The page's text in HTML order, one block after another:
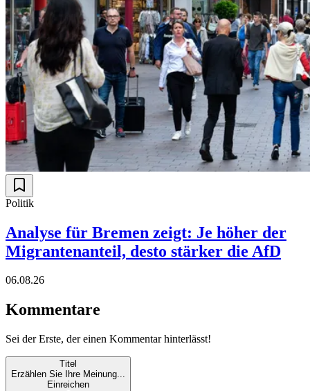
Politik
Analyse für Bremen zeigt: Je höher der
Migrantenanteil, desto stärker die AfD
06.08.26
Kommentare
Sei der Erste, der einen Kommentar hinterlässt!
Titel
Erzählen Sie Ihre Meinung...
Einreichen